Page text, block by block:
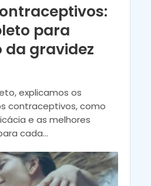
para
da gravidez
explicamos os
contraceptivos, como
e as melhores
cada...